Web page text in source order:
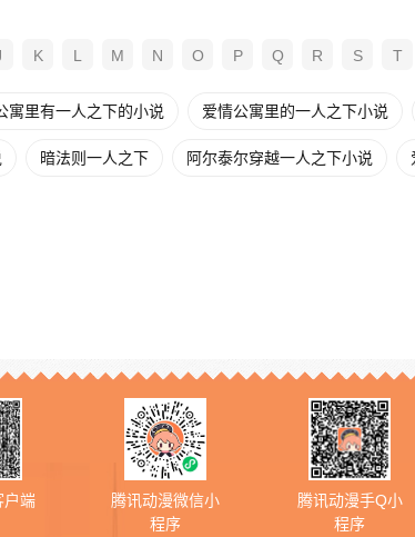
K L M N O P Q R S T
寓里有一人之下的小说 爱情公寓里的一人之下小说
暗法则一人之下 阿尔泰尔穿越一人之下小说
户端
腾讯动漫微信小
程序
腾讯动漫手Q小
程序